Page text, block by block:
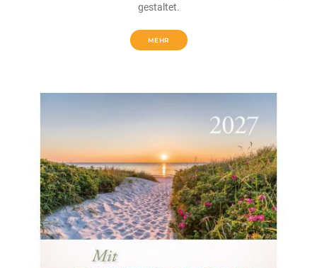
gestaltet.
MEHR